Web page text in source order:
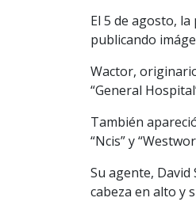
El 5 de agosto,
publicando
Wactor,
“General
También
“Ncis” y
Su agente,
cabeza en alto y